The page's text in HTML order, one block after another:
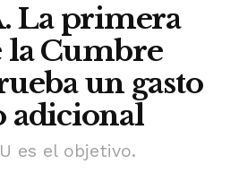
La primera
la Cumbre
un gasto
es el objetivo.